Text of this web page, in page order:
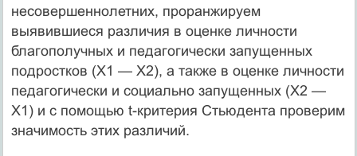
несовершеннолетних, проранжируем
выявившиеся различия в оценке личности
благополучных и педагогически запущенных
подростков (X1 — Х2), а также в оценке личности
педагогически и социально запущенных (Х2 —
X1) и с помощью t-критерия Стьюдента проверим
значимость этих различий.